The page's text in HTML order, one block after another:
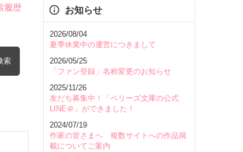
索
履歴 お知らせ
2026/08/04
夏季休業中の運営につきまして
2026/05/25
「ファン登録」名称変更のお知らせ
2025/11/26
友だち募集中！「ベリーズ文庫の公式
LINE＠」ができました！
2024/07/19
作家の皆さまへ 複数サイトへの作品掲
載についてご案内